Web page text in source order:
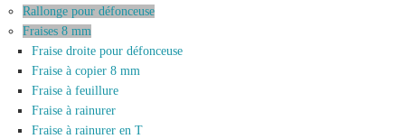
Rallonge pour défonceuse
Fraises 8 mm
Fraise droite pour défonceuse
Fraise à copier 8 mm
Fraise à feuillure
Fraise à rainurer
Fraise à rainurer en T